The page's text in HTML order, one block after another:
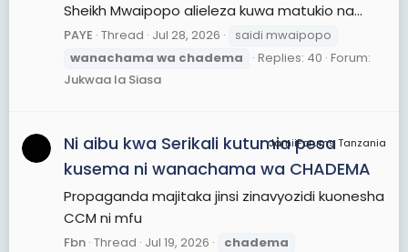
Sheikh Mwaipopo alieleza kuwa matukio na...
PAYE Thread Jul 28, 2026
saidi mwaipopo
wanachama wa chadema Replies: 40 Forum:
Jukwaa la Siasa
JamiiForums Tanzania
Ni aibu kwa Serikali kutumia pesa
kusema ni wanachama wa CHADEMA
Propaganda majitaka jinsi zinavyozidi kuonesha
CCM ni mfu
Fbn Thread Jul 19, 2026
chadema